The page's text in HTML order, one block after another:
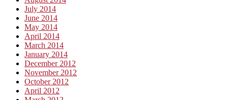
July 2014
June 2014
May 2014
April 2014
March 2014
January 2014
December 2012
November 2012
October 2012
April 2012